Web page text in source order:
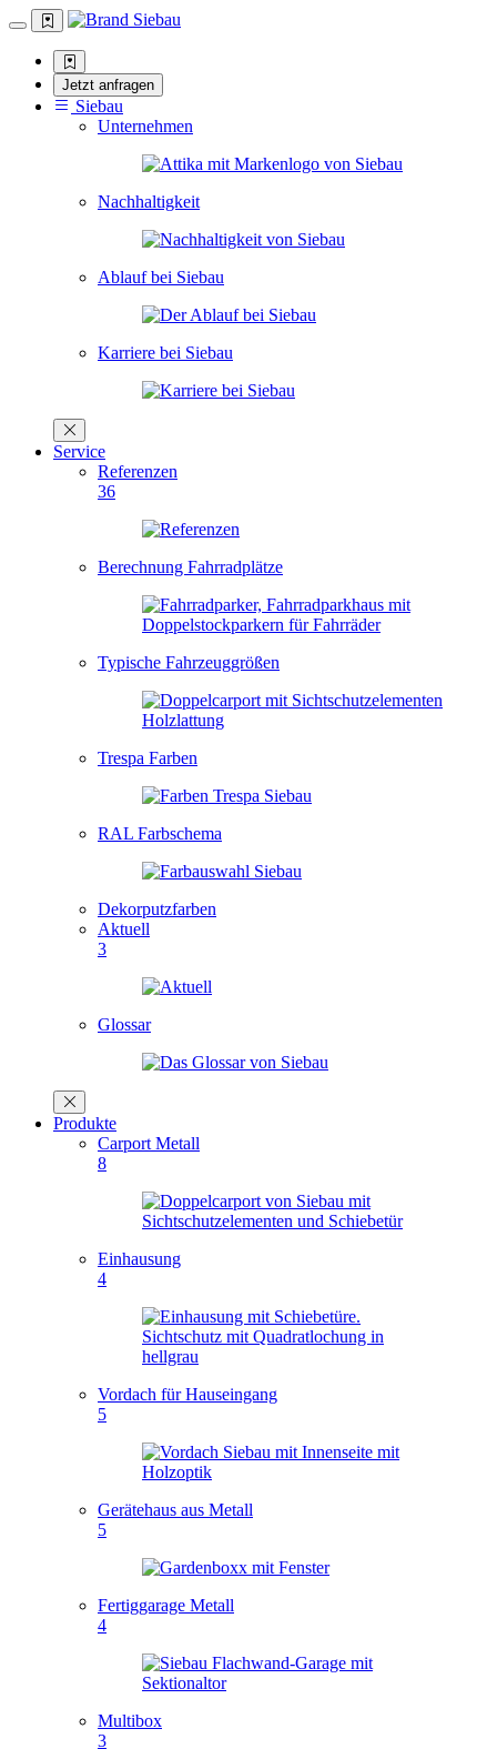
Jetzt anfragen
Siebau
Unternehmen
Nachhaltigkeit
Ablauf bei Siebau
Karriere bei Siebau
Service
Referenzen
36
Berechnung Fahrradplätze
Typische Fahrzeuggrößen
Trespa Farben
RAL Farbschema
Dekorputzfarben
Aktuell
3
Glossar
Produkte
Carport Metall
8
Einhausung
4
Vordach für Hauseingang
5
Gerätehaus aus Metall
5
Fertiggarage Metall
4
Multibox
3